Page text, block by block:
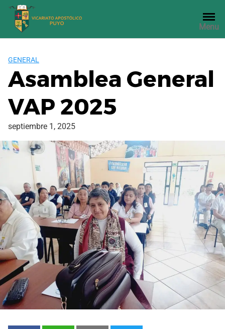
Saltar
contenido
Menu
GENERAL
Asamblea General
VAP 2025
septiembre 1, 2025